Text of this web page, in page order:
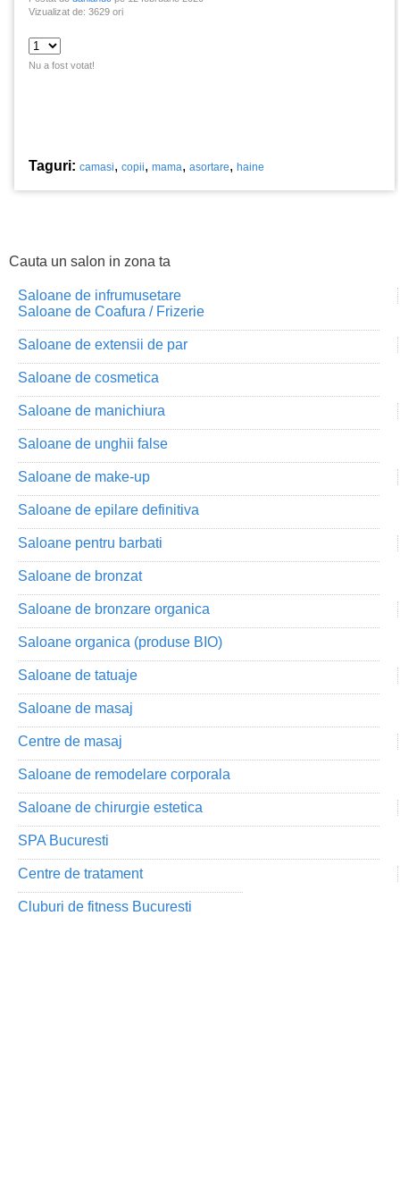
Vizualizat de: 3629 ori
Nu a fost votat!
Taguri: camasi, copii, mama, asortare, haine
Cauta un salon in zona ta
Saloane de infrumusetare
Saloane de Coafura / Frizerie
Saloane de extensii de par
Saloane de cosmetica
Saloane de manichiura
Saloane de unghii false
Saloane de make-up
Saloane de epilare definitiva
Saloane pentru barbati
Saloane de bronzat
Saloane de bronzare organica
Saloane organica (produse BIO)
Saloane de tatuaje
Saloane de masaj
Centre de masaj
Saloane de remodelare corporala
Saloane de chirurgie estetica
SPA Bucuresti
Centre de tratament
Cluburi de fitness Bucuresti